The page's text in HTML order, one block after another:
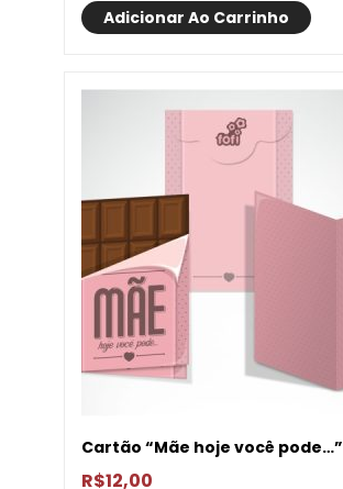
Adicionar Ao Carrinho
Cartão “Mãe hoje você pode…”
R$12,00